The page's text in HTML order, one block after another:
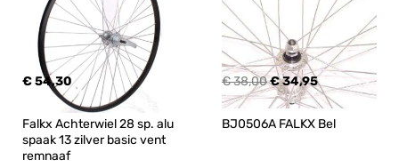
€ 54,30 € 38,00€ 34,95
Falkx Achterwiel 28 sp. alu
spaak 13 zilver basic vent
remnaaf
BJ0506A FALKX Bel